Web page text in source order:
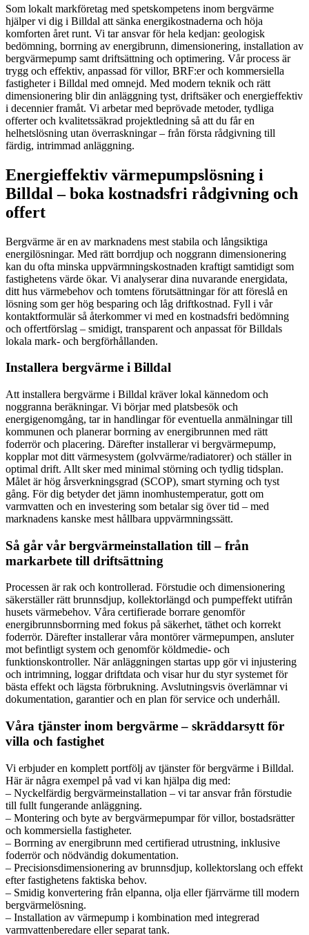
Som lokalt markföretag med spetskompetens inom bergvärme
hjälper vi dig i Billdal att sänka energikostnaderna och höja
komforten året runt. Vi tar ansvar för hela kedjan: geologisk
bedömning, borrning av energibrunn, dimensionering, installation av
bergvärmepump samt driftsättning och optimering. Vår process är
trygg och effektiv, anpassad för villor, BRF:er och kommersiella
fastigheter i Billdal med omnejd. Med modern teknik och rätt
dimensionering blir din anläggning tyst, driftsäker och energieffektiv
i decennier framåt. Vi arbetar med beprövade metoder, tydliga
offerter och kvalitetssäkrad projektledning så att du får en
helhetslösning utan överraskningar – från första rådgivning till
färdig, intrimmad anläggning.
Energieffektiv värmepumpslösning i
Billdal – boka kostnadsfri rådgivning och
offert
Bergvärme är en av marknadens mest stabila och långsiktiga
energilösningar. Med rätt borrdjup och noggrann dimensionering
kan du ofta minska uppvärmningskostnaden kraftigt samtidigt som
fastighetens värde ökar. Vi analyserar dina nuvarande energidata,
ditt hus värmebehov och tomtens förutsättningar för att föreslå en
lösning som ger hög besparing och låg driftkostnad. Fyll i vår
kontaktformulär så återkommer vi med en kostnadsfri bedömning
och offertförslag – smidigt, transparent och anpassat för Billdals
lokala mark- och bergförhållanden.
Installera bergvärme i Billdal
Att installera bergvärme i Billdal kräver lokal kännedom och
noggranna beräkningar. Vi börjar med platsbesök och
energigenomgång, tar in handlingar för eventuella anmälningar till
kommunen och planerar borrning av energibrunnen med rätt
foderrör och placering. Därefter installerar vi bergvärmepump,
kopplar mot ditt värmesystem (golvvärme/radiatorer) och ställer in
optimal drift. Allt sker med minimal störning och tydlig tidsplan.
Målet är hög årsverkningsgrad (SCOP), smart styrning och tyst
gång. För dig betyder det jämn inomhustemperatur, gott om
varmvatten och en investering som betalar sig över tid – med
marknadens kanske mest hållbara uppvärmningssätt.
Så går vår bergvärmeinstallation till – från
markarbete till driftsättning
Processen är rak och kontrollerad. Förstudie och dimensionering
säkerställer rätt brunnsdjup, kollektorlängd och pumpeffekt utifrån
husets värmebehov. Våra certifierade borrare genomför
energibrunnsborrning med fokus på säkerhet, täthet och korrekt
foderrör. Därefter installerar våra montörer värmepumpen, ansluter
mot befintligt system och genomför köldmedie- och
funktionskontroller. När anläggningen startas upp gör vi injustering
och intrimning, loggar driftdata och visar hur du styr systemet för
bästa effekt och lägsta förbrukning. Avslutningsvis överlämnar vi
dokumentation, garantier och en plan för service och underhåll.
Våra tjänster inom bergvärme – skräddarsytt för
villa och fastighet
Vi erbjuder en komplett portfölj av tjänster för bergvärme i Billdal.
Här är några exempel på vad vi kan hjälpa dig med:
– Nyckelfärdig bergvärmeinstallation – vi tar ansvar från förstudie
till fullt fungerande anläggning.
– Montering och byte av bergvärmepumpar för villor, bostadsrätter
och kommersiella fastigheter.
– Borrning av energibrunn med certifierad utrustning, inklusive
foderrör och nödvändig dokumentation.
– Precisionsdimensionering av brunnsdjup, kollektorslang och effekt
efter fastighetens faktiska behov.
– Smidig konvertering från elpanna, olja eller fjärrvärme till modern
bergvärmelösning.
– Installation av värmepump i kombination med integrerad
varmvattenberedare eller separat tank.